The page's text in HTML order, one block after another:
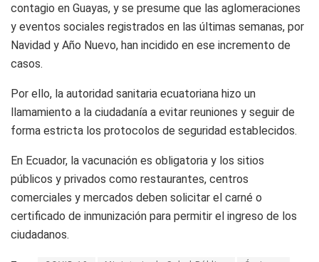
contagio en Guayas, y se presume que las aglomeraciones
y eventos sociales registrados en las últimas semanas, por
Navidad y Año Nuevo, han incidido en ese incremento de
casos.
Por ello, la autoridad sanitaria ecuatoriana hizo un
llamamiento a la ciudadanía a evitar reuniones y seguir de
forma estricta los protocolos de seguridad establecidos.
En Ecuador, la vacunación es obligatoria y los sitios
públicos y privados como restaurantes, centros
comerciales y mercados deben solicitar el carné o
certificado de inmunización para permitir el ingreso de los
ciudadanos.